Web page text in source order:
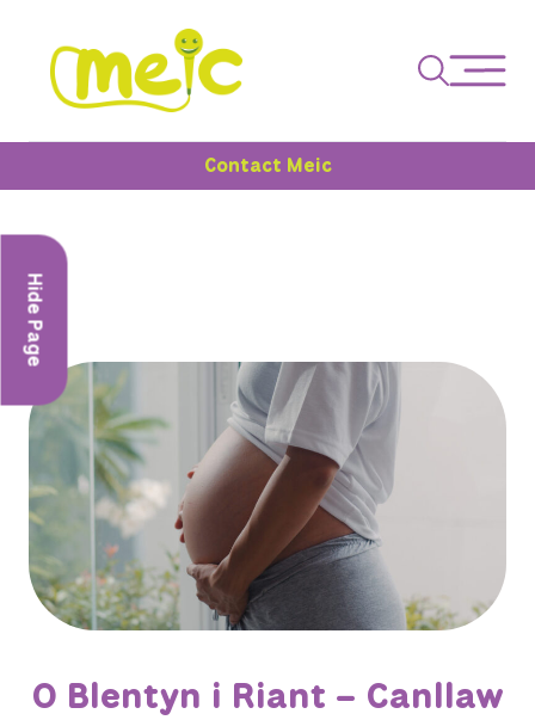
Contact Meic
Hide Page
O Blentyn i Riant – Canllaw